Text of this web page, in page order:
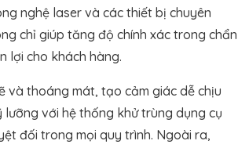
nghệ laser và các thiết bị chuyên
chỉ giúp tăng độ chính xác trong chẩn
lợi cho khách hàng.
và thoáng mát, tạo cảm giác dễ chịu
với hệ thống khử trùng dụng cụ
đối trong mọi quy trình. Ngoài ra,